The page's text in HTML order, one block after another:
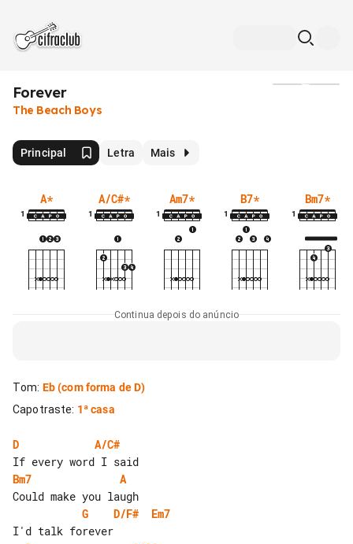
Forever
The Beach Boys
Principal Letra Mais
A*
1
A/C#*
1
Am7*
1
B7*
1
Bm7*
1
Continua depois do anúncio
Tom: Eb(com forma de D)
Capotraste: 1ª casa
D
A/C#
Bm7
A
G
D/F#
Em7